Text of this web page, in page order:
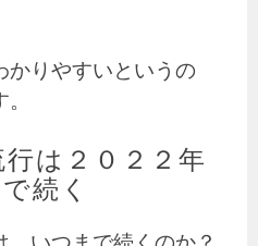
かりやすいというの
は２０２２年
続く